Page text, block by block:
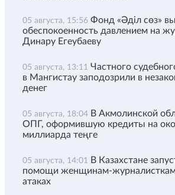
05 августа, 15:56 Фонд «Әділ сөз»
обеспокоенность давлением на
Динару Егеубаеву
05 августа, 13:11 Частного
в Мангистау заподозрили в
денег
05 августа, 18:04 В Акмолинской
ОПГ, оформившую кредиты на
миллиарда теңге
05 августа, 14:01 В Казахстане
помощи женщинам-
атаках